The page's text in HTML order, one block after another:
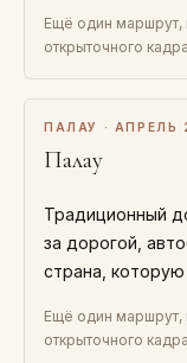
Ещё один маршрут,
открыточного
ПАЛАУ · АПРЕЛЬ
Палау
Традиционный
за дорогой,
страна,
Ещё один маршрут,
открыточного